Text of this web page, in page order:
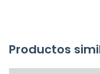
Productos